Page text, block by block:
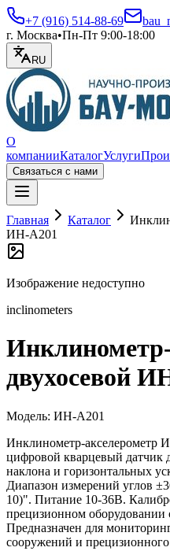
+7 (916) 514-88-69
г. Москва•Пн-Пт 9:00-18:00
RU
О
компанииКаталогУслуги
Связаться с нами
Главная Каталог
ИН-А201
Изображение недоступно
inclinometers
двухосевой
Модель: ИН-А201
Инклинометр-акселерометр
цифровой кварцевый датчик
наклона и горизонтальных
Диапазон измерений углов
10)". Питание 10-36В.
прецизионном оборудовании
Предназначен для
сооружений и